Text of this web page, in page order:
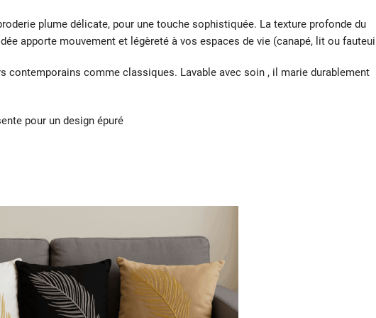
plume délicate, pour une touche sophistiquée. La texture profonde du
apporte mouvement et légèreté à vos espaces de vie (canapé, lit ou
contemporains comme classiques. Lavable avec soin , il marie durablement
pour un design épuré